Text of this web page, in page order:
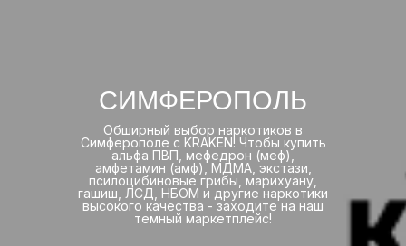
СИМФЕРОПОЛЬ
Обширный выбор наркотиков в
Симферополе с KRAKEN! Чтобы купить
альфа ПВП, мефедрон (меф),
амфетамин (амф), МДМА, экстази,
псилоцибиновые грибы, марихуану,
гашиш, ЛСД, НБОМ и другие наркотики
высокого качества - заходите на наш
темный маркетплейс!